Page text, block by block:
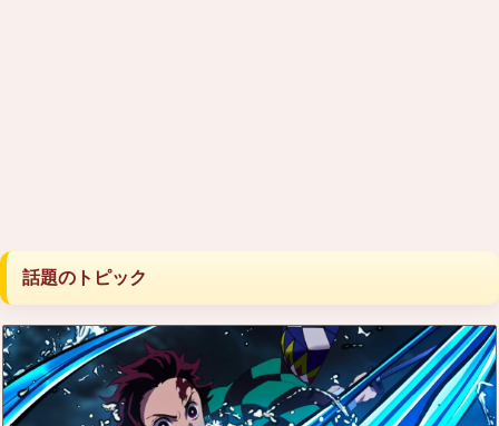
話題のトピック